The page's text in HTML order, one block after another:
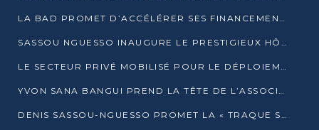
LA BAD PROMET D’ACCÉLÉRER SES FINANCEMENTS AVEC LE MINISTÈRE DE L’ASSAINISSEMENT
SASSOU NGUESSO INAUGURE LE PRESTIGIEUX HÔTEL KEMPINSKI BRAZZAVILLE
LE SECTEUR PRIVÉ MOBILISÉ POUR LE DÉPLOIEMENT DE 19 MINI-CENTRALES SOLAIRES
YVON SANA BANGUI PREND LA TÊTE DE L’ASSOCIATION DES BANQUES CENTRALES AFRICAINES
DENIS SASSOU-NGUESSO PROMET LA « TRAQUE SANS RELÂCHE » DU GRAND BANDITISME